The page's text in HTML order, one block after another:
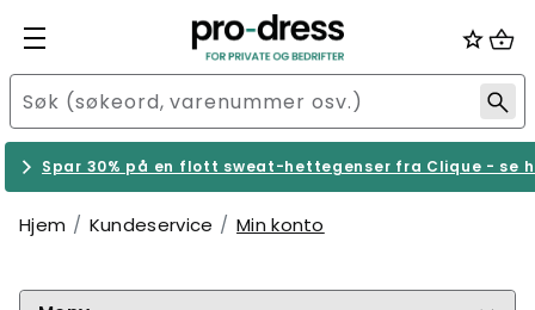
Spar 30% på en flott sweat-hettegenser fra Clique - se
Hjem Kundeservice Min konto